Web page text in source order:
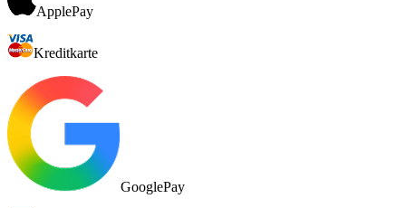
ApplePay
Kreditkarte
GooglePay